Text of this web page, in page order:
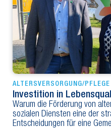
ALTERSVERSORGUNG/PFLEGE
Investition in
Warum die Förderung von
sozialen Diensten eine der
Entscheidungen für eine